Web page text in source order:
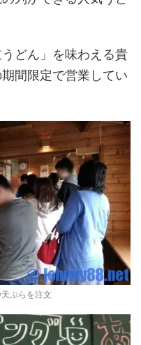
どん」を味わえる貴
間限定で営業してい
ぷらを注文